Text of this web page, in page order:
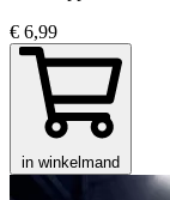
€ 6,99
in winkelmand